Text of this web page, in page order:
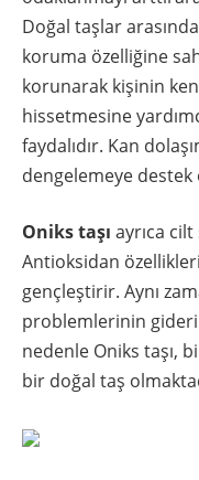
Doğal taşlar
koruma özelliğine
korunarak kişinin
hissetmesine
faydalıdır. Kan
dengelemeye destek
Oniks taşı ayrıca cilt
Antioksidan
gençleştirir. Aynı
problemlerinin
nedenle Oniks taşı,
bir doğal taş